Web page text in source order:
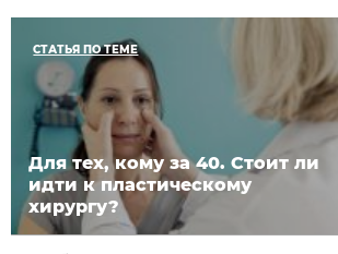
СТАТЬЯ ПО ТЕМЕ
Для тех, кому за 40. Стоит ли
идти к пластическому
хирургу?